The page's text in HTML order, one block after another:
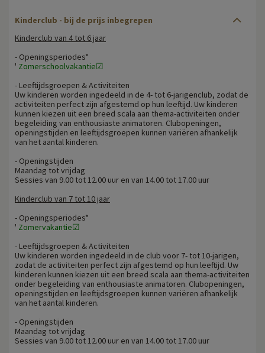
Kinderclub - bij de prijs inbegrepen
Kinderclub van 4 tot 6 jaar
- Openingsperiodes*
' Zomerschoolvakantie☑
- Leeftijdsgroepen & Activiteiten
Uw kinderen worden ingedeeld in de 4- tot 6-jarigenclub, zodat de
activiteiten perfect zijn afgestemd op hun leeftijd. Uw kinderen
kunnen kiezen uit een breed scala aan thema-activiteiten onder
begeleiding van enthousiaste animatoren. Clubopeningen,
openingstijden en leeftijdsgroepen kunnen variëren afhankelijk
van het aantal kinderen.
- Openingstijden
Maandag tot vrijdag
Sessies van 9.00 tot 12.00 uur en van 14.00 tot 17.00 uur
Kinderclub van 7 tot 10 jaar
- Openingsperiodes*
' Zomervakantie☑
- Leeftijdsgroepen & Activiteiten
Uw kinderen worden ingedeeld in de club voor 7- tot 10-jarigen,
zodat de activiteiten perfect zijn afgestemd op hun leeftijd. Uw
kinderen kunnen kiezen uit een breed scala aan thema-activiteiten
onder begeleiding van enthousiaste animatoren. Clubopeningen,
openingstijden en leeftijdsgroepen kunnen variëren afhankelijk
van het aantal kinderen.
- Openingstijden
Maandag tot vrijdag
Sessies van 9.00 tot 12.00 uur en van 14.00 tot 17.00 uur